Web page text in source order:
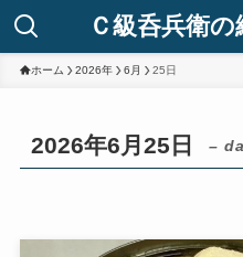
Ｃ級呑兵衛
ホーム 2026年 6月 25日
2026年6月25日 –